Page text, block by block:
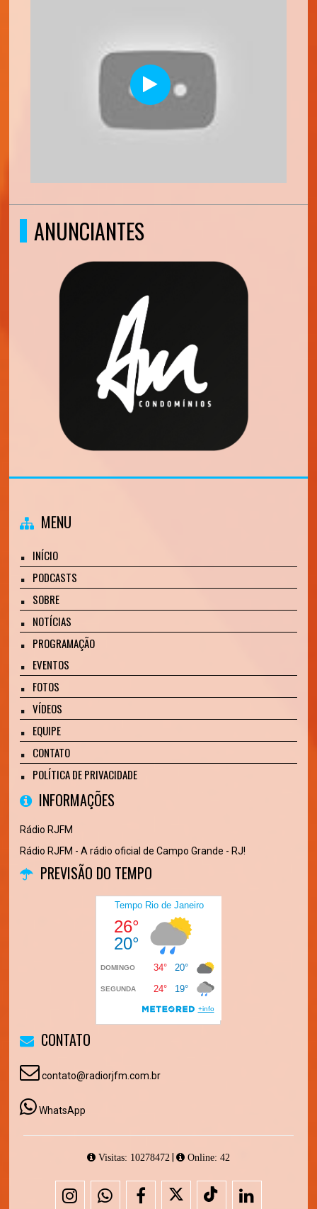
ANUNCIANTES
MENU
INÍCIO
PODCASTS
SOBRE
NOTÍCIAS
PROGRAMAÇÃO
EVENTOS
FOTOS
VÍDEOS
EQUIPE
CONTATO
POLÍTICA DE PRIVACIDADE
INFORMAÇÕES
Rádio RJFM
Rádio RJFM - A rádio oficial de Campo Grande - RJ!
PREVISÃO DO TEMPO
CONTATO
contato@radiorjfm.com.br
WhatsApp
Visitas: 10278472 Online: 42